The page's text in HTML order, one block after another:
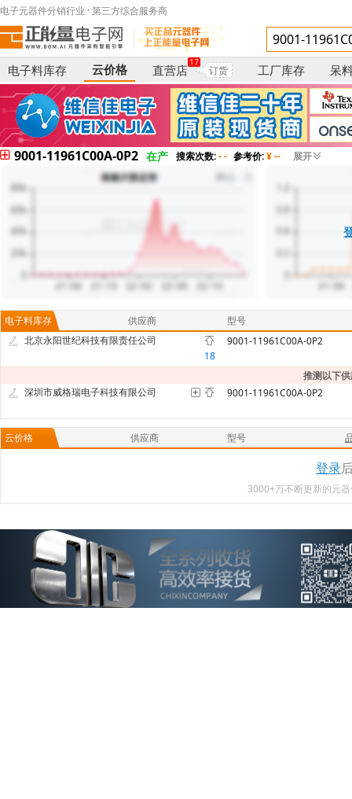
电子元器件分销行业 · 第三方综合服务商
电子料库存 云价格 直营店
17
订货 工厂库存 呆
9001-11961C00A-0P2 在产 搜索次数:- - 参考价:¥ -- 展开
电子料库存 供应商
型号
北京永阳世纪科技有限责任公司
18
9001-11961C00A-0P2
推测以下
深圳市威格瑞电子科技有限公司
9001-11961C00A-0P2
云价格 供应商 型号
登录
3000+万不断更新的元